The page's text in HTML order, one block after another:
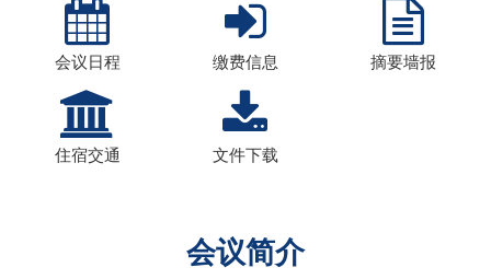
会议日程 缴费信息 摘要墙报
住宿交通 文件下载
会议简介